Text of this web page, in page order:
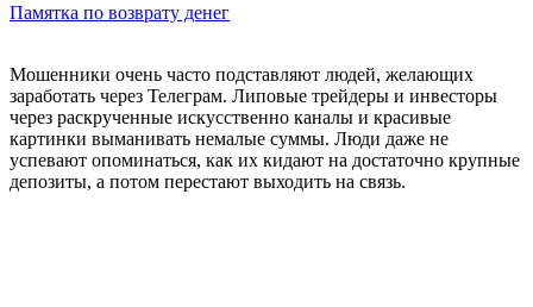
Памятка по возврату денег
Мошенники очень часто подставляют людей, желающих
заработать через Телеграм. Липовые трейдеры и инвесторы
через раскрученные искусственно каналы и красивые
картинки выманивать немалые суммы. Люди даже не
успевают опоминаться, как их кидают на достаточно крупные
депозиты, а потом перестают выходить на связь.